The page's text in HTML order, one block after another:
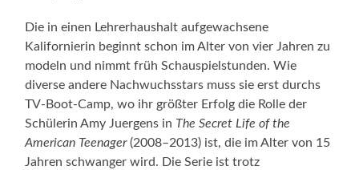
Die in einen Lehrerhaushalt aufgewachsene
Kalifornierin beginnt schon im Alter von vier Jahren zu
modeln und nimmt früh Schauspielstunden. Wie
diverse andere Nachwuchsstars muss sie erst durchs
TV-Boot-Camp, wo ihr größter Erfolg die Rolle der
Schülerin Amy Juergens in The Secret Life of the
American Teenager(2008–2013) ist, die im Alter von 15
Jahren schwanger wird. Die Serie ist trotz